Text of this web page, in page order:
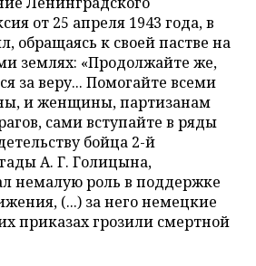
от 25 апреля 1943 года, в
обращаясь к своей пастве на
землях: «Продолжайте же,
за веру... Помогайте всеми
и женщины, партизанам
сами вступайте в ряды
бойца 2-й
А. Г. Голицына,
немалую роль в поддержке
(...) за него немецкие
приказах грозили смертной